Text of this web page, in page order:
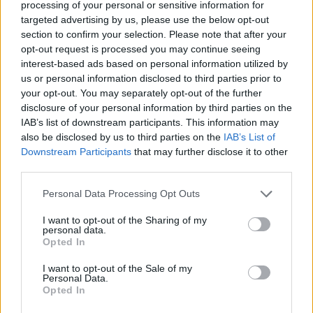
processing of your personal or sensitive information for
targeted advertising by us, please use the below opt-out
section to confirm your selection. Please note that after your
opt-out request is processed you may continue seeing
interest-based ads based on personal information utilized by
us or personal information disclosed to third parties prior to
your opt-out. You may separately opt-out of the further
disclosure of your personal information by third parties on the
IAB’s list of downstream participants. This information may
also be disclosed by us to third parties on the IAB’s List of
Downstream Participants that may further disclose it to other
Please note that this website/app uses one or more Google
not limited to your visit or usage behaviour. You may click to
grant or deny consent to Google and its third-party tags to
use your data for below specified purposes in below Google
consent section.
Personal Data Processing Opt Outs
I want to opt-out of the Sharing of my
personal data.
Opted In
I want to opt-out of the Sale of my
Personal Data.
Opted In
4. Cateodata trebuie sa faci tu primul pas
"Trebuie sa fii primul care rupe tacerea, trebuie sa fii cel
care face primul pas catre reconciliere, cel care cere
primul iertare, cel care iarta primul, cel care este primul
vulnerabil. Viata este prea scurta si casatoria este prea
importanta pentru a astepta ca lucrurile sa fie
intotdeauna corecte pentru toata lumea.", spune
Winifred Reilly, terapeut si blogger.
5. In ciuda a ceea ce ai auzit, este OK sa te bagi la
somn suparata!
discutiile in contradictoriu pentru a doua zi." , este de
parere Dr. Jim Walkup.
6. Doua cuvinte: bai separate.
Un sfat prea putin aplicabil pentru romanii care